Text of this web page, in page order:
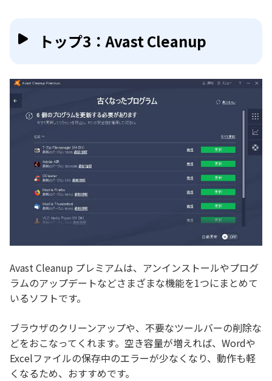
トップ3：Avast Cleanup
Avast Cleanup プレミアムは、アンインストールやプログ
ラムのアップデートなどさまざまな機能を1つにまとめて
いるソフトです。
ブラウザのクリーンアップや、不要なツールバーの削除な
どをおこなってくれます。空き容量が増えれば、Wordや
Excelファイルの保存中のエラーが少なくなり、動作も軽
くなるため、おすすめです。